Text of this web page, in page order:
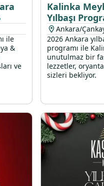
ile
&
ve
Kalinka
Yılbaşı
Ankara/
2026 Ankara
programı ile
unutulmaz bir
lezzetler,
sizleri bekliyor.